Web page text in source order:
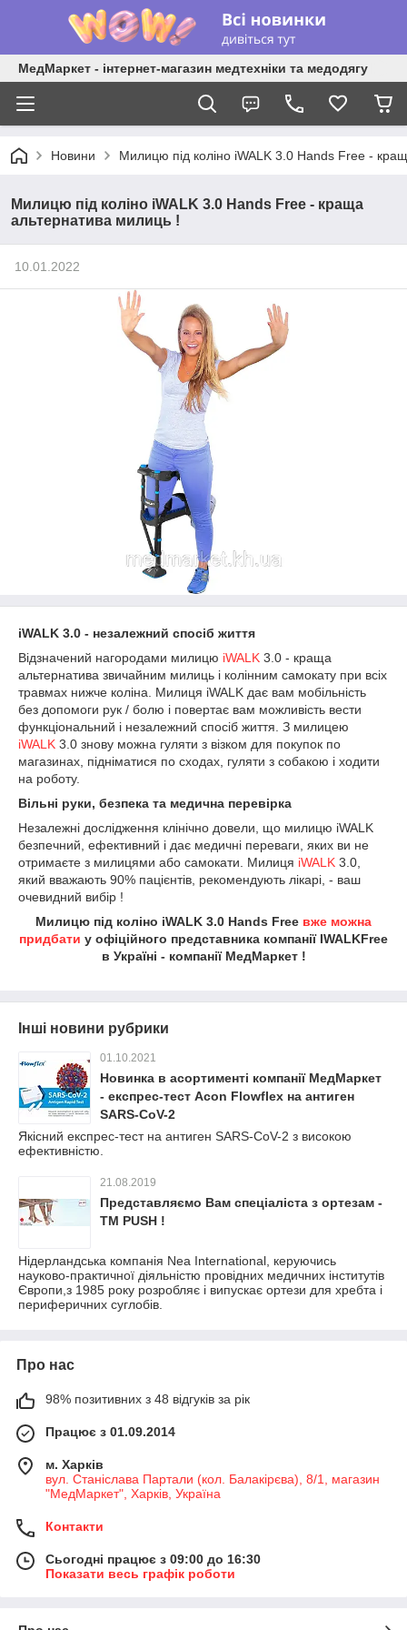
МедМаркет - інтернет-магазин медтехніки та медодягу
Новини Милицю під коліно iWALK 3.0 Hands Free -
Милицю під коліно iWALK 3.0 Hands Free - краща
альтернатива милиць !
10.01.2022
iWALK 3.0 - незалежний спосіб життя
Відзначений нагородами милицю iWALK 3.0 - краща
альтернатива звичайним милиць і колінним самокату при всіх
травмах нижче коліна. Милиця iWALK дає вам мобільність
без допомоги рук / болю і повертає вам можливість вести
функціональний і незалежний спосіб життя. З милицею
iWALK 3.0 знову можна гуляти з візком для покупок по
магазинах, підніматися по сходах, гуляти з собакою і ходити
на роботу.
Вільні руки, безпека та медична перевірка
Незалежні дослідження клінічно довели, що милицю iWALK
безпечний, ефективний і дає медичні переваги, яких ви не
отримаєте з милицями або самокати. Милиця iWALK 3.0,
який вважають 90% пацієнтів, рекомендують лікарі, - ваш
очевидний вибір !
Милицю під коліно iWALK 3.0 Hands Free вже можна
придбати у офіційного представника компанії IWALKFree
в Україні - компанії МедМаркет !
Інші новини рубрики
01.10.2021
Новинка в асортименті компанії МедМаркет
- експрес-тест Acon Flowflex на антиген
SARS-CoV-2
Якісний експрес-тест на антиген SARS-CoV-2 з високою
ефективністю.
21.08.2019
Представляємо Вам спеціаліста з ортезам -
ТМ PUSH !
Нідерландська компанія Nea International, керуючись
науково-практичної діяльністю провідних медичних інститутів
Європи,з 1985 року розробляє і випускає ортези для хребта і
периферичних суглобів.
Про нас
98% позитивних з 48 відгуків за рік
Працює з 01.09.2014
м. Харків
вул. Станіслава Партали (кол. Балакірєва), 8/1, магазин
"МедМаркет", Харків, Україна
Контакти
Сьогодні працює з 09:00 до 16:30
Показати весь графік роботи